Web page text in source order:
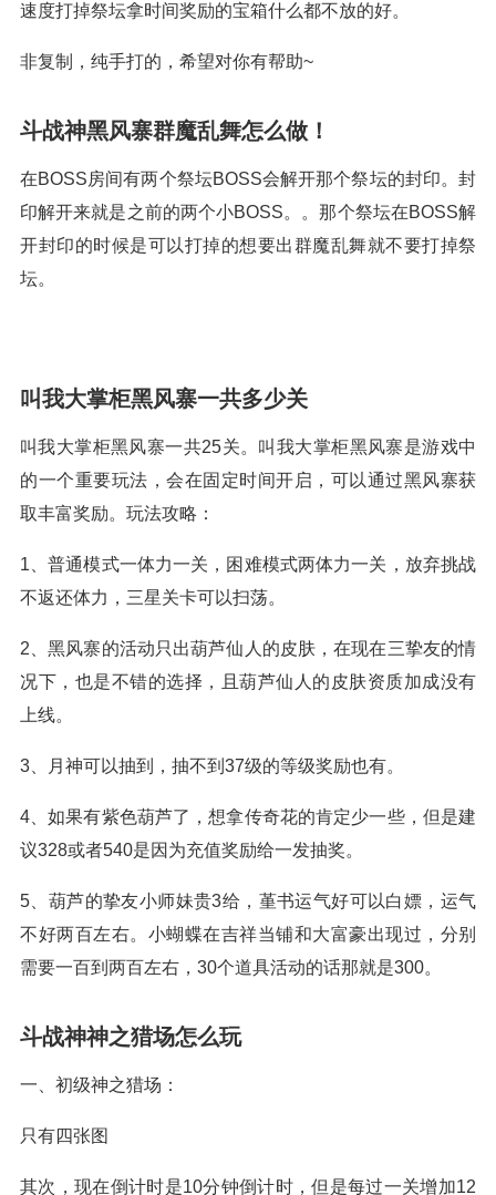
速度打掉祭坛拿时间奖励的宝箱什么都不放的好。
非复制，纯手打的，希望对你有帮助~
斗战神黑风寨群魔乱舞怎么做！
在BOSS房间有两个祭坛BOSS会解开那个祭坛的封印。封
印解开来就是之前的两个小BOSS。。那个祭坛在BOSS解
开封印的时候是可以打掉的想要出群魔乱舞就不要打掉祭
坛。
叫我大掌柜黑风寨一共多少关
叫我大掌柜黑风寨一共25关。叫我大掌柜黑风寨是游戏中
的一个重要玩法，会在固定时间开启，可以通过黑风寨获
取丰富奖励。玩法攻略：
1、普通模式一体力一关，困难模式两体力一关，放弃挑战
不返还体力，三星关卡可以扫荡。
2、黑风寨的活动只出葫芦仙人的皮肤，在现在三挚友的情
况下，也是不错的选择，且葫芦仙人的皮肤资质加成没有
上线。
3、月神可以抽到，抽不到37级的等级奖励也有。
4、如果有紫色葫芦了，想拿传奇花的肯定少一些，但是建
议328或者540是因为充值奖励给一发抽奖。
5、葫芦的挚友小师妹贵3给，堇书运气好可以白嫖，运气
不好两百左右。小蝴蝶在吉祥当铺和大富豪出现过，分别
需要一百到两百左右，30个道具活动的话那就是300。
斗战神神之猎场怎么玩
一、初级神之猎场：
只有四张图
其次，现在倒计时是10分钟倒计时，但是每过一关增加12